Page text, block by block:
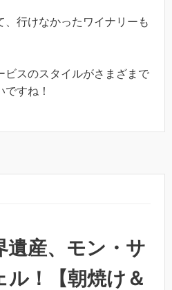
、行けなかったワイナリーも
ビスのスタイルがさまざまで
すね！
遺産、モン・サ
ル！【朝焼け＆